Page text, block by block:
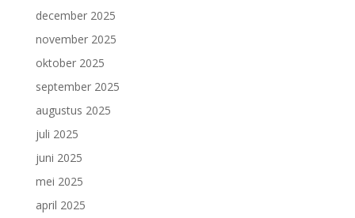
december 2025
november 2025
oktober 2025
september 2025
augustus 2025
juli 2025
juni 2025
mei 2025
april 2025